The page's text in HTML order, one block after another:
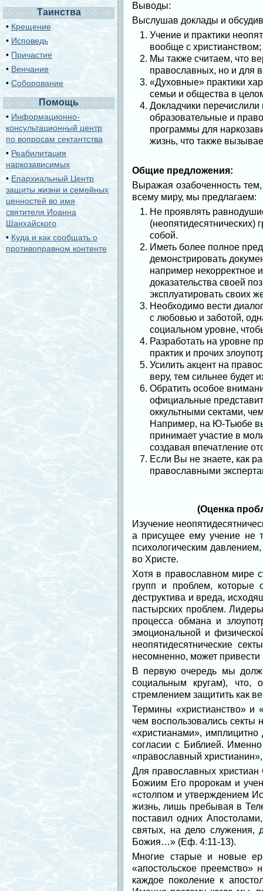
Выводы:
Выслушав доклады и
Учение и практики
вообще с христианством;
Мы также считаем, что
православных, но и для
«Духовные» практики
семьи и общества в
Докладчики перечислили
образовательные и
программы для
жизнь, что также
Общие предложения:
Выражая озабоченность
всему миру, мы предлагаем:
Не проявлять
(неопятидесятнических)
собой.
Иметь более полное
демонстрировать
например некорректное
доказательства своей
эксплуатировать своих
Необходимо вести
с любовью и заботой,
социальном уровне,
Разработать на уровне
практик и прочих
Усилить акцент на
веру, тем сильнее будет
Обратить особое
официальные
оккультными сектами,
Например, на Ю-Тьюбе
принимает участие в
создавая впечатление
Если Вы не знаете, как
православными
(Оценка
Изучение
а присущее ему учение не
психологическим
во Христе.
Хотя в православном мире
групп и проблем,
деструктива и вреда,
пастырских проблем.
процесса обмана и
эмоциональной и
неопятидесятнические
несомненно, может
В первую очередь мы
социальным кругам), что,
стремлением защитить как
Термины «христианство» и
чем воспользовались секты
«христианами»,
согласии с Библией.
«православный
Для православных
Божиим Его пророкам и
«столпом и утверждением
жизнь, лишь пребывая в
поставил одних
святых, на дело служения,
Божия…» (Еф. 4:11-13).
Многие старые и новые
«апостольское преемство»
каждое поколение к
Таинства
• Крещение
• Исповедь
• Причастие
• Венчание
• Соборование
Помощь
• Информационно-
консультационный центр
по вопросам сектантства
•Реабилитация
наркозависимых
•Епархиальный Центр
защиты жизни и семейных
ценностей во имя
святителя Иоанна
Шанхайского
• Куда и как сообщать о
противоправном контенте